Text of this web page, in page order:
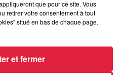
sort des robinets
que pour ce site. Vous
retirer votre consentement à tout
situé en bas de chaque page.
et fermer